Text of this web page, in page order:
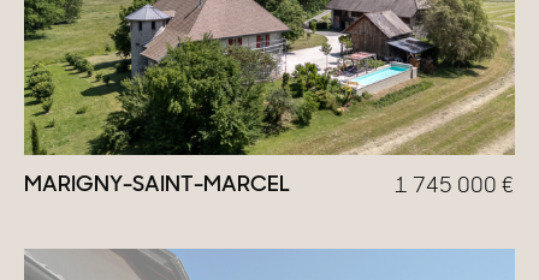
MARIGNY-SAINT-MARCEL 1 745 000 €